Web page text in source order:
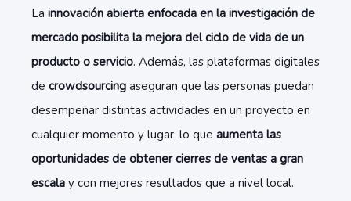
La innovación abierta enfocada en la investigación de
mercado posibilita la mejora del ciclo de vida de un
producto o servicio. Además, las plataformas digitales
de crowdsourcing aseguran que las personas puedan
desempeñar distintas actividades en un proyecto en
cualquier momento y lugar, lo que aumenta las
oportunidades de obtener cierres de ventas a gran
escala y con mejores resultados que a nivel local.